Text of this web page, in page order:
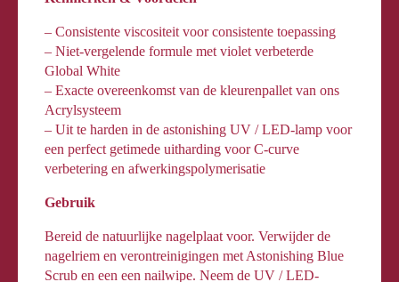
– Consistente viscositeit voor consistente toepassing
– Niet-vergelende formule met violet verbeterde
Global White
– Exacte overeenkomst van de kleurenpallet van ons
Acrylsysteem
– Uit te harden in de astonishing UV / LED-lamp voor
een perfect getimede uitharding voor C-curve
verbetering en afwerkingspolymerisatie
Gebruik
Bereid de natuurlijke nagelplaat voor. Verwijder de
nagelriem en verontreinigingen met Astonishing Blue
Scrub en een een nailwipe. Neem de UV / LED-